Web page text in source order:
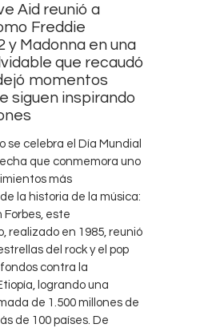
Aid reunió a
Freddie
y Madonna en una
que recaudó
momentos
siguen inspirando
se celebra el Día Mundial
que conmemora uno
más
la historia de la música:
Forbes, este
realizado en 1985, reunió
del rock y el pop
contra la
logrando una
de 1.500 millones de
de 100 países. De